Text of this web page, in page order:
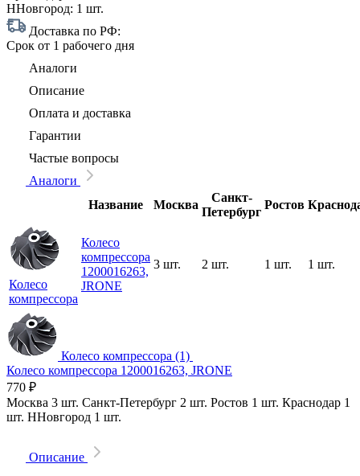
ННовгород: 1 шт.
Доставка по РФ:
Срок от 1 рабочего дня
Аналоги
Описание
Оплата и доставка
Гарантии
Частые вопросы
Аналоги
Название
Москва
Санкт-
Петербург
Ростов
Колесо
компрессора
Колесо
компрессора
1200016263,
JRONE
3 шт. 2 шт. 1 шт. 1 шт.
Колесо компрессора (1)
Колесо компрессора 1200016263, JRONE
770 ₽
Москва 3 шт. Санкт-Петербург 2 шт. Ростов 1 шт. Краснодар 1
шт. ННовгород 1 шт.
Описание